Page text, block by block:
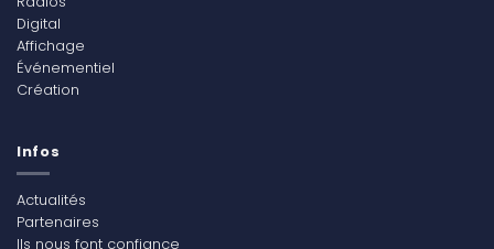
Digital
Affichage
Événementiel
Création
Infos
Actualités
Partenaires
Ils nous font confiance